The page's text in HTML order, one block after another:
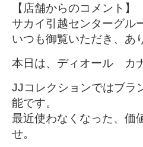
【店舗からのコメント】
サカイ引越センターグル
いつも御覧いただき、あ
本日は、ディオール カ
JJコ レクションではブラ
能です。
最近使わなくなった、価
せ。